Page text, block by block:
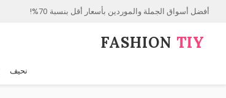
أفضل أسواق الجملة والموردين بأسعار أقل بنسبة 70%!
FASHION⁠ TIY
نحيف